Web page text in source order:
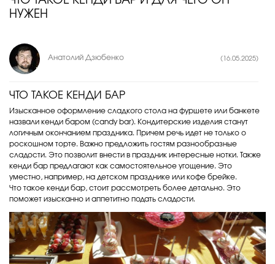
НУЖЕН
Анатолий Дзюбенко (16.05.2025)
ЧТО ТАКОЕ КЕНДИ БАР
Изысканное оформление сладкого стола на фуршете или банкете
назвали кенди баром (candy bar). Кондитерские изделия станут
логичным окончанием праздника. Причем речь идет не только о
роскошном торте. Важно предложить гостям разнообразные
сладости. Это позволит внести в праздник интересные нотки. Также
кенди бар предлагают как самостоятельное угощение. Это
уместно, например, на детском празднике или кофе брейке.
Что такое кенди бар, стоит рассмотреть более детально. Это
поможет изысканно и аппетитно подать сладости.